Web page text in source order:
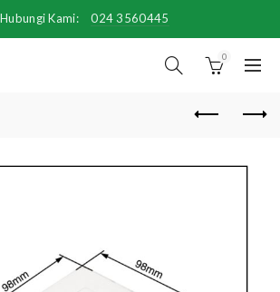
Hubungi Kami: 024 3560445
0